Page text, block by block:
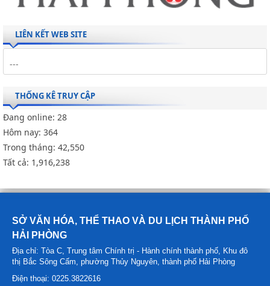
LIÊN KẾT WEB SITE
THỐNG KÊ TRUY CẬP
Đang online: 28
Hôm nay: 364
Trong tháng: 42,550
Tất cả: 1,916,238
SỞ VĂN HÓA, THỂ THAO VÀ DU LỊCH THÀNH PHỐ
HẢI PHÒNG
Địa chỉ: Tòa C, Trung tâm Chính trị - Hành chính thành phố, Khu đô
thị Bắc Sông Cấm, phường Thủy Nguyên, thành phố Hải Phòng
Điện thoại: 0225.3822616